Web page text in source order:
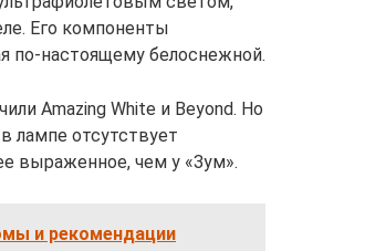
Его компоненты
по-настоящему белоснежной.
Amazing White и Beyond. Но
лампе отсутствует
выраженное, чем у «Зум».
и рекомендации